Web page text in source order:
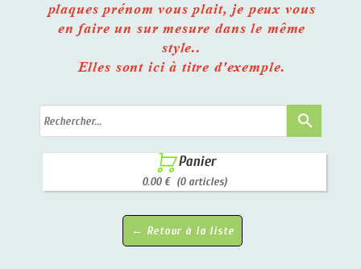
plaques prénom vous plait, je peux vous
en faire un sur mesure dans le même
style..
Elles sont ici à titre d'exemple.
search
 Panier
0.00 € (0 articles)
← Retour à la liste